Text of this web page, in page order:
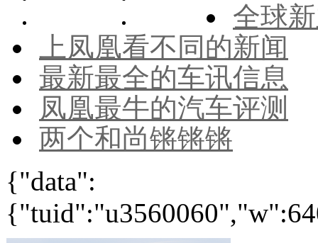
全球
上凤凰看不同的新闻
最新最全的车讯信息
凤凰最牛的汽车评测
两个和尚锵锵锵
{"data":